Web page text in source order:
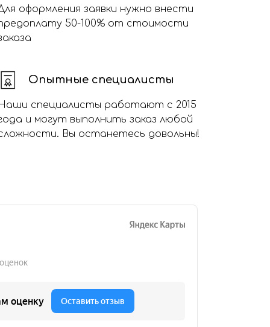
оформления заявки нужно внести
50-100% от стоимости
Опытные специалисты
специалисты работают с 2015
и могут выполнить заказ любой
Вы останетесь довольны!